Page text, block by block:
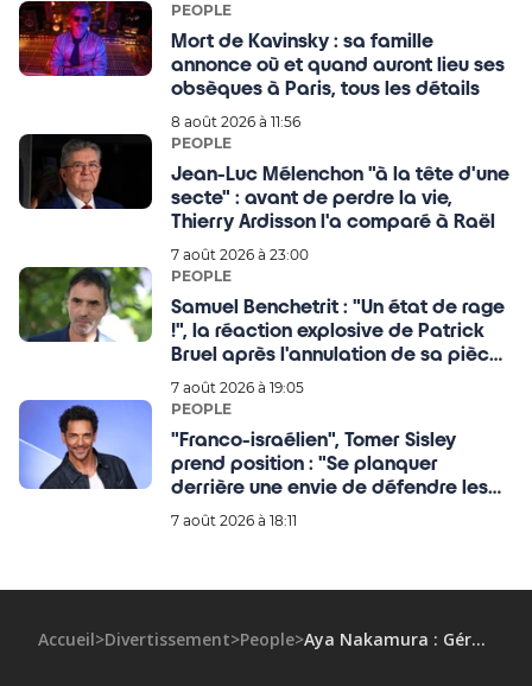
PEOPLE
Mort de Kavinsky : sa famille
annonce où et quand auront lieu ses
obsèques à Paris, tous les détails
8 août 2026 à 11:56
PEOPLE
Jean-Luc Mélenchon "à la tête d'une
secte" : avant de perdre la vie,
Thierry Ardisson l'a comparé à Raël
7 août 2026 à 23:00
PEOPLE
Samuel Benchetrit : "Un état de rage
!", la réaction explosive de Patrick
Bruel après l'annulation de sa pièce
de théâtre
7 août 2026 à 19:05
PEOPLE
"Franco-israélien", Tomer Sisley
prend position : "Se planquer
derrière une envie de défendre les
Palestiniens, c'est de
7 août 2026 à 18:11
Accueil>Divertissement>People> Aya Nakamura : Gérard Larcher se plante royalement en tentant de critiquer les paroles de ses chansons, regardez !